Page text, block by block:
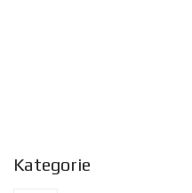
Kategorie